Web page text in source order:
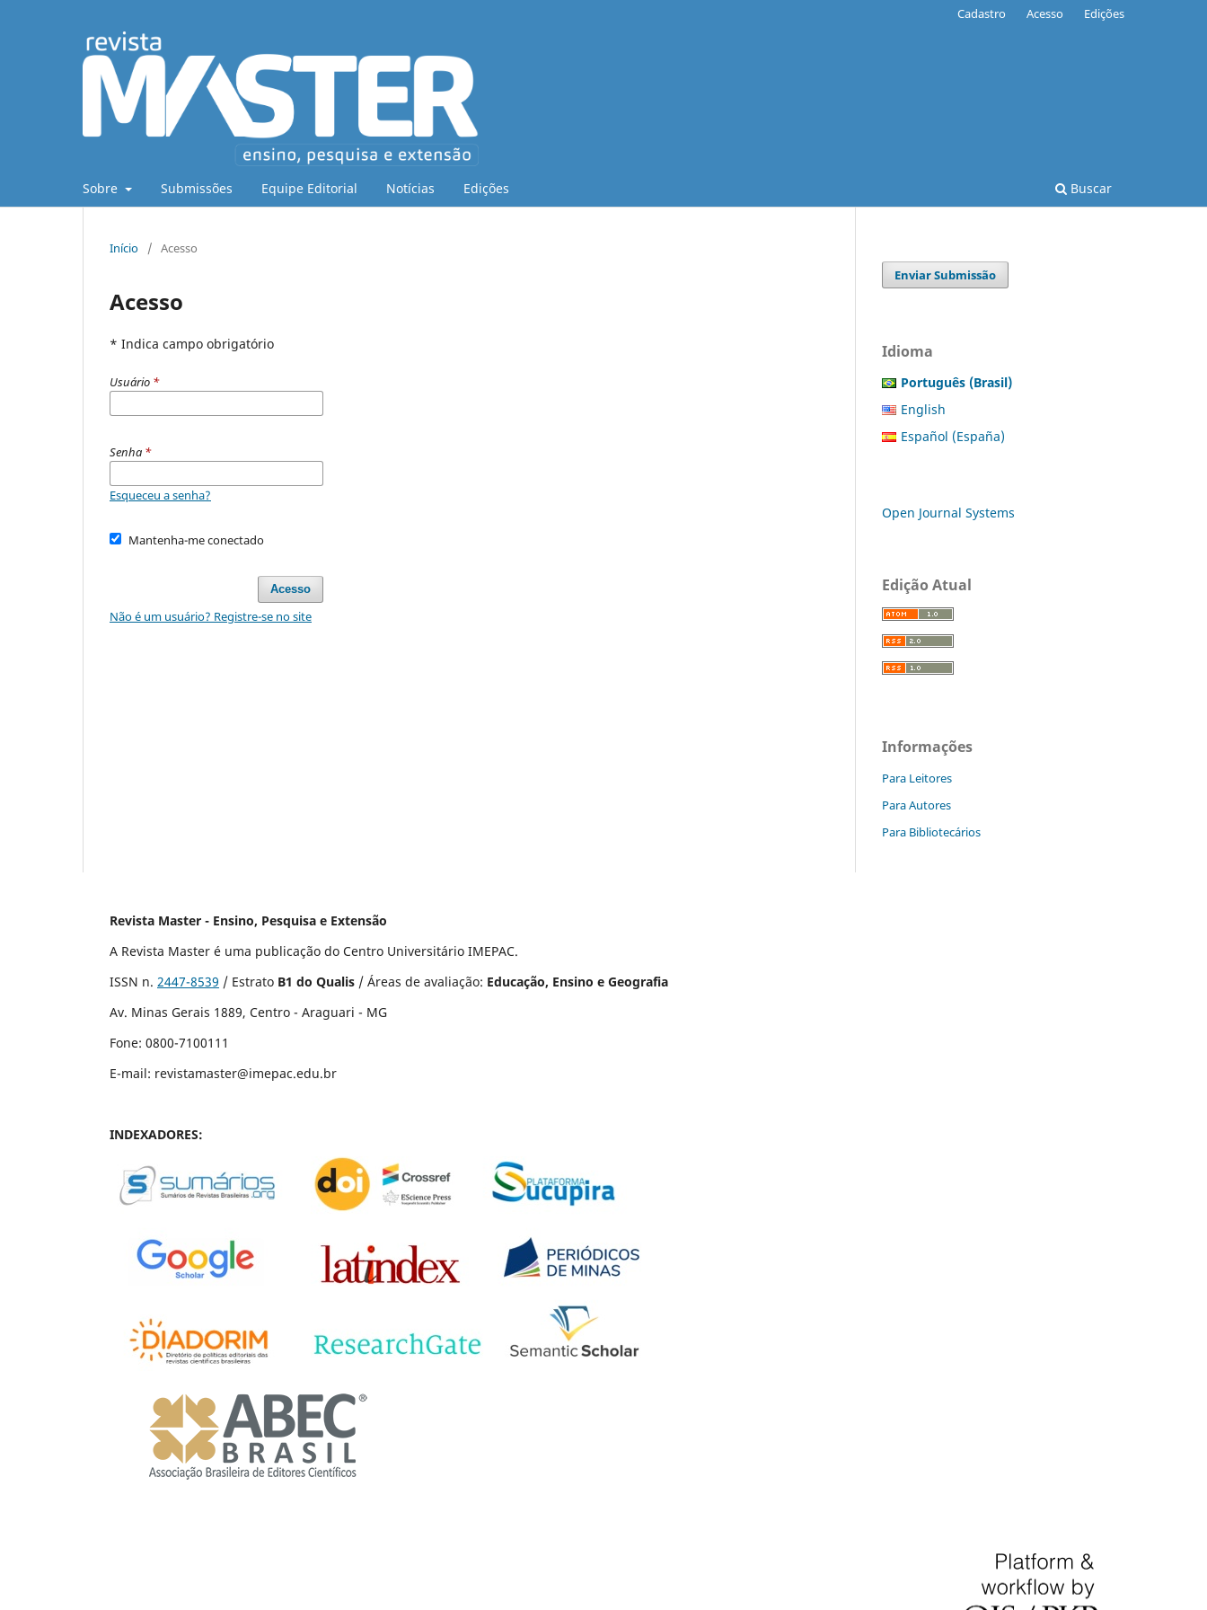
Sobre Submissões Equipe Editorial Notícias Edições Buscar
Cadastro Acesso Edições
Início / Acesso
Acesso
* Indica campo obrigatório
Usuário *
Senha *
Esqueceu a senha?
Mantenha-me conectado
Acesso
Não é um usuário? Registre-se no site
Enviar Submissão
Idioma
Português (Brasil)
English
Español (España)
Open Journal Systems
Edição Atual
Informações
Para Leitores
Para Autores
Para Bibliotecários
Revista Master - Ensino, Pesquisa e Extensão
A Revista Master é uma publicação do Centro Universitário IMEPAC.
ISSN n. 2447-8539 / Estrato B1 do Qualis / Áreas de avaliação: Educação, Ensino e Geografia
Av. Minas Gerais 1889, Centro - Araguari - MG
Fone: 0800-7100111
E-mail: revistamaster@imepac.edu.br
INDEXADORES: